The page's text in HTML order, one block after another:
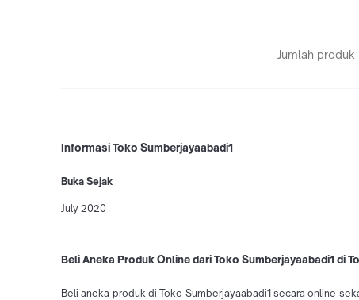
Jumlah produk
Informasi Toko Sumberjayaabadi1
Buka Sejak
July 2020
Beli Aneka Produk Online dari Toko Sumberjayaabadi1 di
Beli aneka produk di Toko Sumberjayaabadi1 secara online